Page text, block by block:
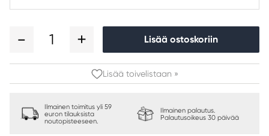
1 Lisää ostoskoriin
Lisää toivelistaan »
Ilmainen toimitus yli 59
euron tilauksista
noutopisteeseen.
Ilmainen palautus.
Palautusoikeus 30 päivää